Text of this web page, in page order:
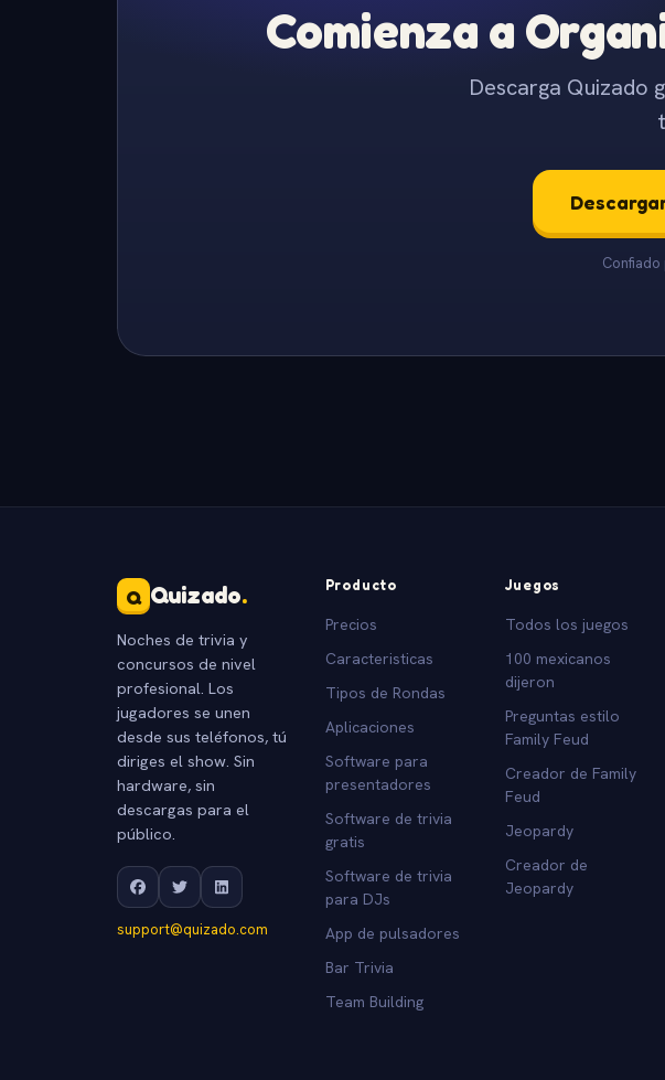
Comienza a
Descarga Quizado
Q Quizado.
Noches de trivia y
concursos de nivel
profesional. Los
jugadores se unen
desde sus teléfonos, tú
diriges el show. Sin
hardware, sin
descargas para el
público.
support@quizado.com
Producto
Precios
Caracteristicas
Tipos de Rondas
Aplicaciones
Software para
presentadores
Software de trivia
gratis
Software de trivia
para DJs
App de pulsadores
Bar Trivia
Team Building
Juegos
Todos los juegos
100 mexicanos
dijeron
Preguntas estilo
Family Feud
Creador de Family
Feud
Jeopardy
Creador de
Jeopardy